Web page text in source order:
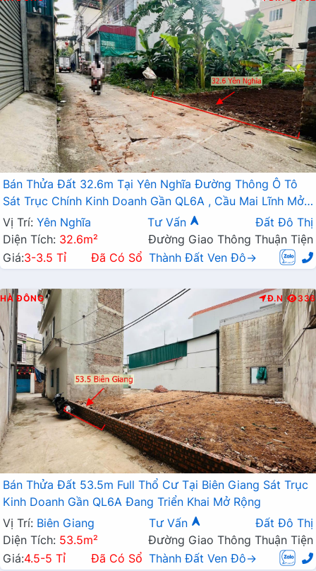
Bán Thửa Đất 32.6m Tại Yên Nghĩa Đường Thông Ô Tô
Sát Trục Chính Kinh Doanh Gần QL6A , Cầu Mai Lĩnh Mở
Rộng
Vị Trí: Yên Nghĩa Tư Vấn
Đất Đô Thị
Diện Tích: 32.6m²
Đường Giao Thông Thuận Tiện
Giá:3-3.5 Tỉ Đã Có Sổ Thành Đất Ven Đô→
HÀ ĐÔNG Đ.N 336
Bán Thửa Đất 53.5m Full Thổ Cư Tại Biên Giang Sát Trục
Kinh Doanh Gần QL6A Đang Triển Khai Mở Rộng
Vị Trí: Biên Giang Tư Vấn
Đất Đô Thị
Diện Tích: 53.5m²
Đường Giao Thông Thuận Tiện
Giá:4.5-5 Tỉ Đã Có Sổ Thành Đất Ven Đô→